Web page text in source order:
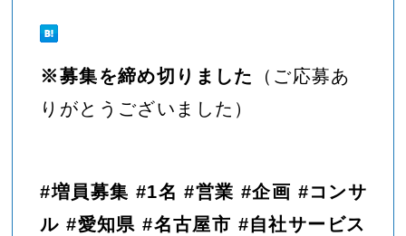
※募集を締め切りました
（ご応募あ
りがとうございました）
#増員募集 #1名 #営業 #企画 #コンサ
ル #愛知県 #名古屋市 #自社サービス